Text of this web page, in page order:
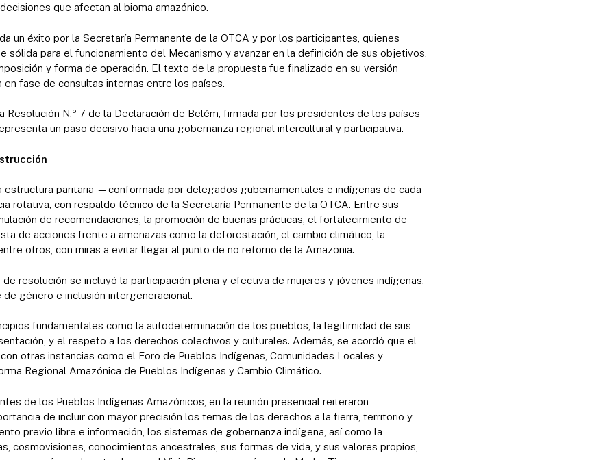
que afectan al bioma amazónico.
un éxito por la Secretaría Permanente de la OTCA y por los participantes, quienes
sólida para el funcionamiento del Mecanismo y avanzar en la definición de sus objetivos,
y forma de operación. El texto de la propuesta fue finalizado en su versión
en fase de consultas internas entre los países.
Resolución N.º 7 de la Declaración de Belém, firmada por los presidentes de los países
un paso decisivo hacia una gobernanza regional intercultural y participativa.
estructura paritaria —conformada por delegados gubernamentales e indígenas de cada
rotativa, con respaldo técnico de la Secretaría Permanente de la OTCA. Entre sus
de recomendaciones, la promoción de buenas prácticas, el fortalecimiento de
de acciones frente a amenazas como la deforestación, el cambio climático, la
otros, con miras a evitar llegar al punto de no retorno de la Amazonia.
resolución se incluyó la participación plena y efectiva de mujeres y jóvenes indígenas,
género e inclusión intergeneracional.
fundamentales como la autodeterminación de los pueblos, la legitimidad de sus
y el respeto a los derechos colectivos y culturales. Además, se acordó que el
otras instancias como el Foro de Pueblos Indígenas, Comunidades Locales y
Regional Amazónica de Pueblos Indígenas y Cambio Climático.
de los Pueblos Indígenas Amazónicos, en la reunión presencial reiteraron
de incluir con mayor precisión los temas de los derechos a la tierra, territorio y
previo libre e información, los sistemas de gobernanza indígena, así como la
cosmovisiones, conocimientos ancestrales, sus formas de vida, y sus valores propios,